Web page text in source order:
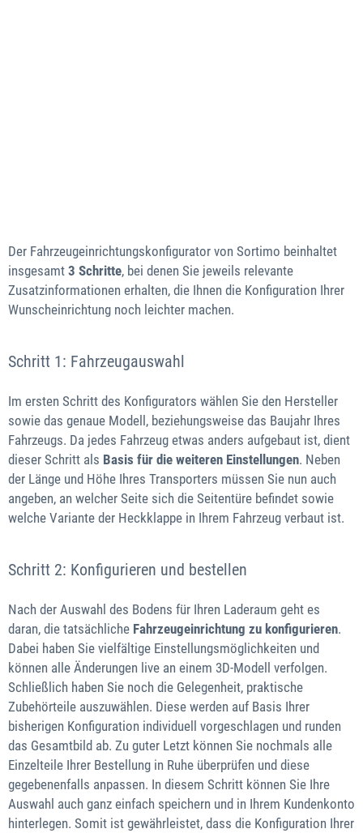
Der Fahrzeugeinrichtungskonfigurator von Sortimo beinhaltet
insgesamt 3 Schritte, bei denen Sie jeweils relevante
Zusatzinformationen erhalten, die Ihnen die Konfiguration Ihrer
Wunscheinrichtung noch leichter machen.
Schritt 1: Fahrzeugauswahl
Im ersten Schritt des Konfigurators wählen Sie den Hersteller
sowie das genaue Modell, beziehungsweise das Baujahr Ihres
Fahrzeugs. Da jedes Fahrzeug etwas anders aufgebaut ist, dient
dieser Schritt als Basis für die weiteren Einstellungen. Neben
der Länge und Höhe Ihres Transporters müssen Sie nun auch
angeben, an welcher Seite sich die Seitentüre befindet sowie
welche Variante der Heckklappe in Ihrem Fahrzeug verbaut ist.
Schritt 2: Konfigurieren und bestellen
Nach der Auswahl des Bodens für Ihren Laderaum geht es
daran, die tatsächliche Fahrzeugeinrichtung zu konfigurieren.
Dabei haben Sie vielfältige Einstellungsmöglichkeiten und
können alle Änderungen live an einem 3D-Modell verfolgen.
Schließlich haben Sie noch die Gelegenheit, praktische
Zubehörteile auszuwählen. Diese werden auf Basis Ihrer
bisherigen Konfiguration individuell vorgeschlagen und runden
das Gesamtbild ab. Zu guter Letzt können Sie nochmals alle
Einzelteile Ihrer Bestellung in Ruhe überprüfen und diese
gegebenenfalls anpassen. In diesem Schritt können Sie Ihre
Auswahl auch ganz einfach speichern und in Ihrem Kundenkonto
hinterlegen. Somit ist gewährleistet, dass die Konfiguration Ihrer